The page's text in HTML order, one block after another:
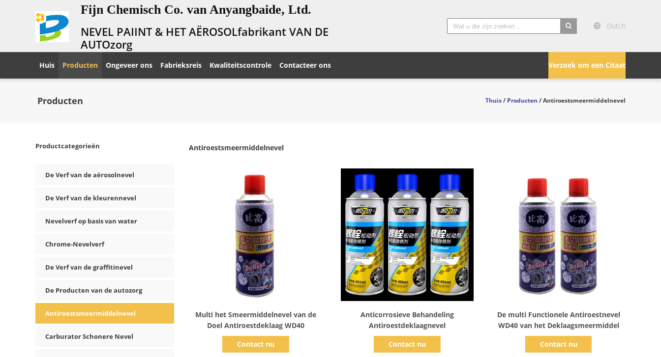
Fijn Chemisch Co. van Anyangbaide, Ltd.
NEVEL PAIINT & HET AËROSOLfabrikant VAN DE
AUTOzorg
Dutch
Verzoek om een Citaat
Huis Producten Ongeveer ons Fabrieksreis Kwaliteitscontrole Contacteer ons
Producten Thuis/Producten/ Antiroestsmeermiddelnevel
Productcategorieën
De Verf van de aërosolnevel
De Verf van de kleurennevel
Nevelverf op basis van water
Chrome-Nevelverf
De Verf van de graffitinevel
De Producten van de autozorg
Antiroestsmeermiddelnevel
Carburator Schonere Nevel
Antiroestsmeermiddelnevel
Multi het Smeermiddelnevel van de
Doel Antiroestdeklaag WD40
Contact nu
Anticorrosieve Behandeling
Antiroestdeklaagnevel
Contact nu
De multi Functionele Antiroestnevel
WD40 van het Deklaagsmeermiddel
Contact nu